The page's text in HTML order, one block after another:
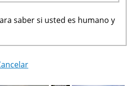
saber si usted es humano y